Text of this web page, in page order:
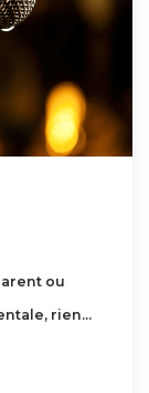
ou
rien...